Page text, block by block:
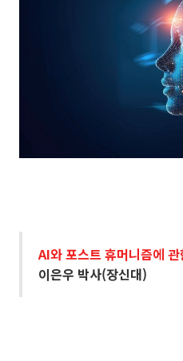
AI와 포스트 휴머니즘에
이은우 박사(장신대)